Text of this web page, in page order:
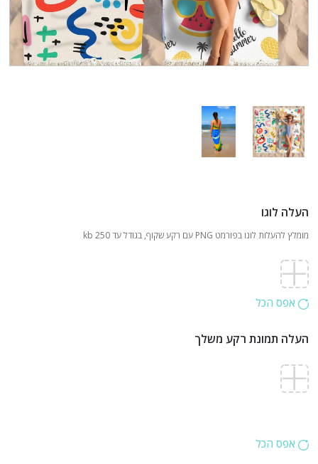
העלה לוגו
מומלץ להעלות לוגו בפורמט PNG עם רקע שקוף, בגודל עד 250 kb
אפס הכל
העלה תמונת רקע משלך
אפס הכל